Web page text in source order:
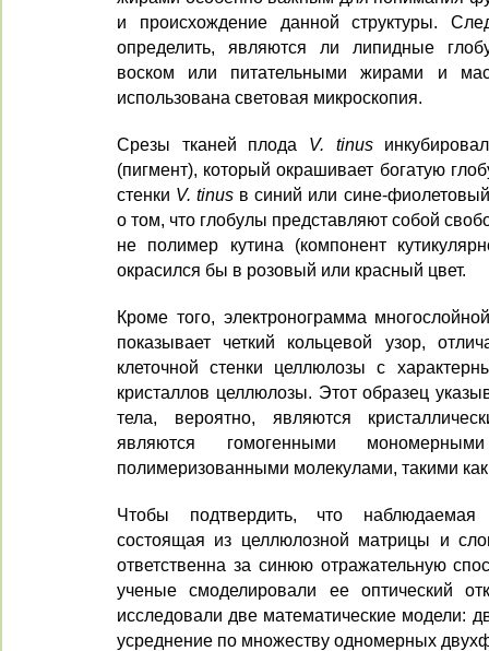
и происхождение данной структуры.
определить, являются ли липидные
воском или питательными жирами и
использована световая микроскопия.
Срезы тканей плода V. tinus
(пигмент), который окрашивает богатую
стенки V. tinus в синий или сине-
о том, что глобулы представляют собой
не полимер кутина (компонент
окрасился бы в розовый или красный цвет.
Кроме того, электронограмма
показывает четкий кольцевой узор,
клеточной стенки целлюлозы с
кристаллов целлюлозы. Этот образец
тела, вероятно, являются
являются гомогенными
полимеризованными молекулами, такими как
Чтобы подтвердить, что наблюдаемая
состоящая из целлюлозной матрицы и
ответственна за синюю отражательную
ученые смоделировали ее оптический
исследовали две математические модели:
усреднение по множеству одномерных